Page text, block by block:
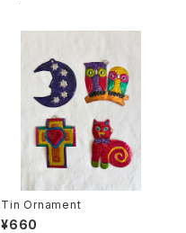
Tin Ornament
¥660